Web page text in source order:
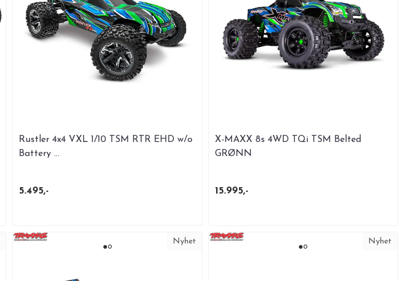
Rustler 4x4 VXL 1/10 TSM RTR EHD w/o
Battery ...
5.495,-
X-MAXX 8s 4WD TQi TSM Belted
GRØNN
15.995,-
Nyhet Nyhet